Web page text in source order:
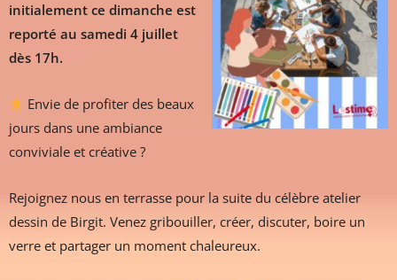
initialement ce dimanche est
reporté au samedi 4 juillet
dès 17h.
Envie de profiter des beaux
jours dans une ambiance
conviviale et créative ?
Rejoignez nous en terrasse pour la suite du célèbre atelier
dessin de Birgit. Venez gribouiller, créer, discuter, boire un
verre et partager un moment chaleureux.